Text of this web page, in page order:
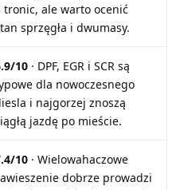
tronic, ale warto ocenić
sprzęgła i dwumasy.
10 · DPF, EGR i SCR są
dla nowoczesnego
i najgorzej znoszą
jazdę po mieście.
10 · Wielowahaczowe
dobrze prowadzi